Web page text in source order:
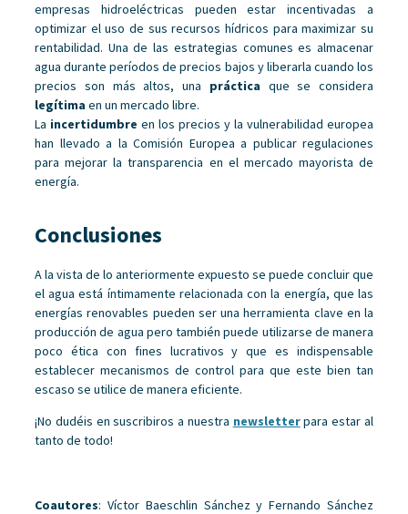
empresas hidroeléctricas pueden estar incentivadas a
optimizar el uso de sus recursos hídricos para maximizar su
rentabilidad. Una de las estrategias comunes es almacenar
agua durante períodos de precios bajos y liberarla cuando los
precios son más altos, una práctica que se considera
legítima en un mercado libre.
La incertidumbre en los precios y la vulnerabilidad europea
han llevado a la Comisión Europea a publicar regulaciones
para mejorar la transparencia en el mercado mayorista de
energía.
Conclusiones
A la vista de lo anteriormente expuesto se puede concluir que
el agua está íntimamente relacionada con la energía, que las
energías renovables pueden ser una herramienta clave en la
producción de agua pero también puede utilizarse de manera
poco ética con fines lucrativos y que es indispensable
establecer mecanismos de control para que este bien tan
escaso se utilice de manera eficiente.
¡No dudéis en suscribiros a nuestra newsletterpara estar al
tanto de todo!
Coautores: Víctor Baeschlin Sánchez y Fernando Sánchez